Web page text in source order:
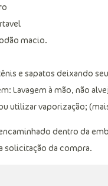
macio.
e sapatos deixando
Lavagem à mão, não
utilizar vaporização;
encaminhado dentro da
solicitação da compra.